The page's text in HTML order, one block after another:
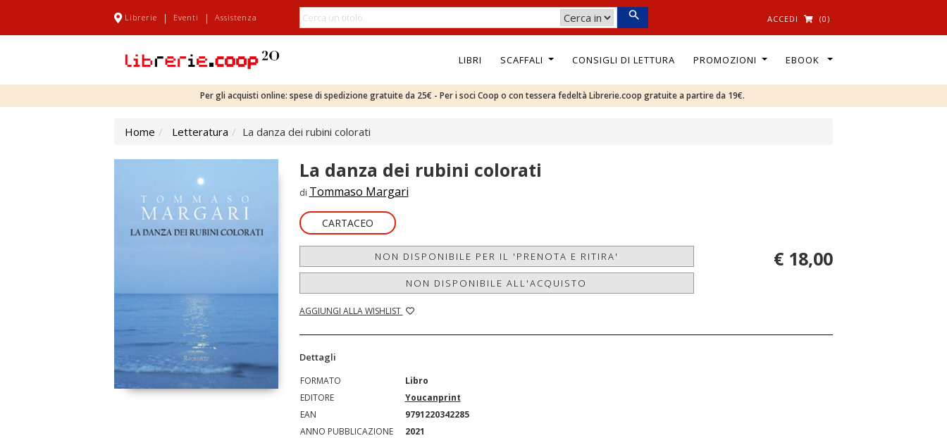
Librerie | Eventi | Assistenza ACCEDI (0)
LIBRI SCAFFALI CONSIGLI DI LETTURA PROMOZIONI EBOOK
Per gli acquisti online: spese di spedizione gratuite da 25€ - Per i soci Coop o con tessera fedeltà Librerie.coop gratuite a partire da 19€.
Home Letteratura La danza dei rubini colorati
La danza dei rubini colorati
di Tommaso Margari
CARTACEO
NON DISPONIBILE PER IL 'PRENOTA E RITIRA'
NON DISPONIBILE ALL'ACQUISTO
AGGIUNGI ALLA WISHLIST
€ 18,00
Dettagli
FORMATO
Libro
EDITORE
Youcanprint
EAN
9791220342285
ANNO PUBBLICAZIONE
2021